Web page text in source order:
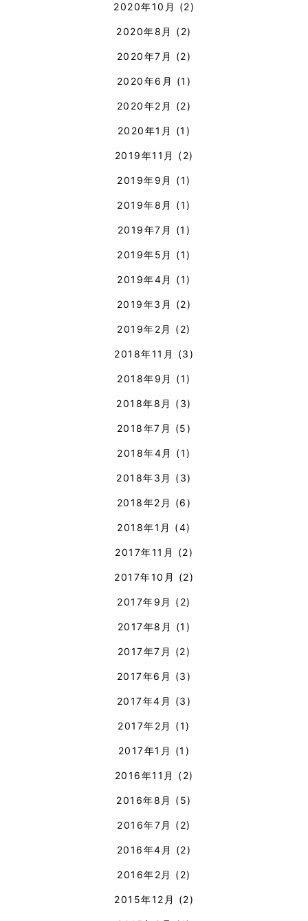
2020年10月 (2)
2020年8月 (2)
2020年7月 (2)
2020年6月 (1)
2020年2月 (2)
2020年1月 (1)
2019年11月 (2)
2019年9月 (1)
2019年8月 (1)
2019年7月 (1)
2019年5月 (1)
2019年4月 (1)
2019年3月 (2)
2019年2月 (2)
2018年11月 (3)
2018年9月 (1)
2018年8月 (3)
2018年7月 (5)
2018年4月 (1)
2018年3月 (3)
2018年2月 (6)
2018年1月 (4)
2017年11月 (2)
2017年10月 (2)
2017年9月 (2)
2017年8月 (1)
2017年7月 (2)
2017年6月 (3)
2017年4月 (3)
2017年2月 (1)
2017年1月 (1)
2016年11月 (2)
2016年8月 (5)
2016年7月 (2)
2016年4月 (2)
2016年2月 (2)
2015年12月 (2)